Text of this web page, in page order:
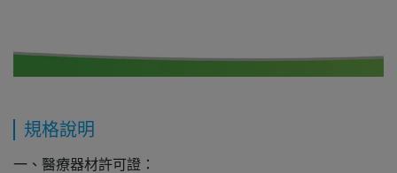
規格說明
一、醫療器材許可證：